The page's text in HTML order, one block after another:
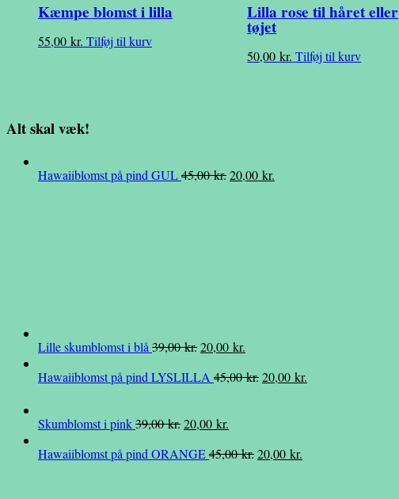
Kæmpe blomst i lilla
55,00 kr. Tilføj til kurv
Lilla rose til håret eller
tøjet
50,00kr. Tilføj til kurv
Alt skal væk!
Hawaiiblomst på pind GUL45,00kr.Den
20,00 kr.
Lille skumblomst i blå39,00kr.Den
pris
20,00 kr.
pris
Hawaiiblomst på pind LYSLILLA 45,00kr.Den
20,00 kr.
Skumblomst i pink39,00kr.Den
pris
20,00 kr.
pris
Hawaiiblomst på pind ORANGE45,00kr.Den
20,00 kr.